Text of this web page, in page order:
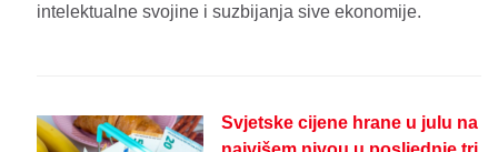
intelektualne svojine i suzbijanja sive ekonomije.
Svjetske cijene hrane u julu na